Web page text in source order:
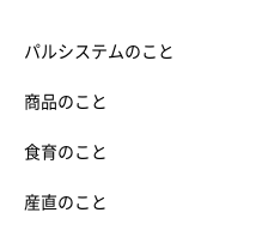
パルシステムのこと
商品のこと
食育のこと
産直のこと